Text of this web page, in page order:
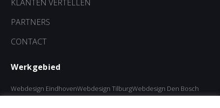
KLANTEN VERTELLEN
PARTNERS
CONTACT
Werkgebied
Webdesign EindhovenWebdesign TilburgWebdesign Den Bosch